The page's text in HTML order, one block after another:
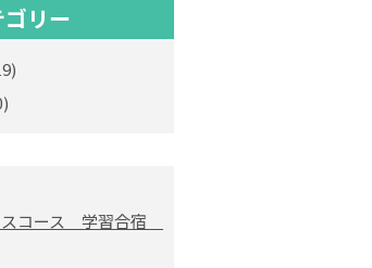
リー
スコース 学習合宿